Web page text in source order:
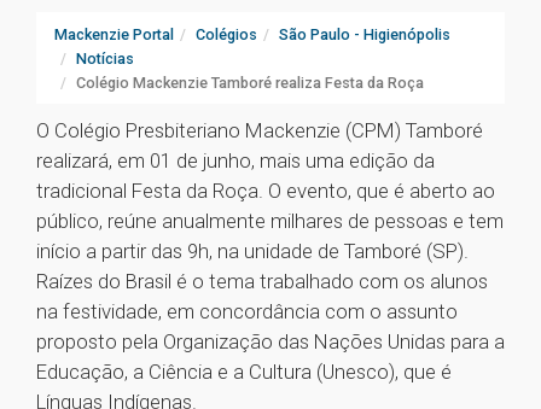
Mackenzie Portal Colégios
São Paulo - Higienópolis
Notícias
Colégio Mackenzie Tamboré realiza Festa da Roça
O Colégio Presbiteriano Mackenzie (CPM) Tamboré
realizará, em 01 de junho, mais uma edição da
tradicional Festa da Roça. O evento, que é aberto ao
público, reúne anualmente milhares de pessoas e tem
início a partir das 9h, na unidade de Tamboré (SP).
Raízes do Brasil é o tema trabalhado com os alunos
na festividade, em concordância com o assunto
proposto pela Organização das Nações Unidas para a
Educação, a Ciência e a Cultura (Unesco), que é
Línguas Indígenas.